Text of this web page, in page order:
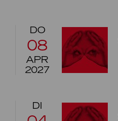
DO
08
APR
2027
DI